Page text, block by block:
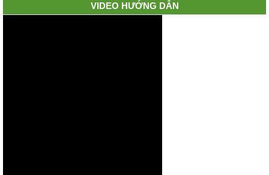
VIDEO HƯỚNG DẪN